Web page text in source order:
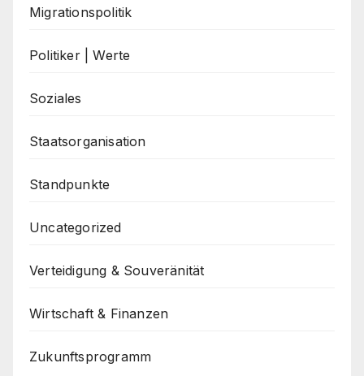
Migrationspolitik
Politiker | Werte
Soziales
Staatsorganisation
Standpunkte
Uncategorized
Verteidigung & Souveränität
Wirtschaft & Finanzen
Zukunftsprogramm